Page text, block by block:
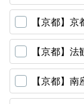
【京都】
【京都】
【京都】南